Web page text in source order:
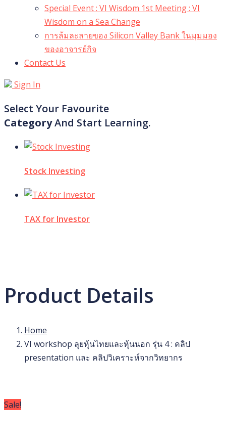
Special Event : VI Wisdom 1st Meeting : VI
Wisdom on a Sea Change
การล้มละลายของ Silicon Valley Bank ในมุมมอง
ของอาจารย์กิจ
Contact Us
Sign In
Select Your Favourite
CategoryAnd Start Learning.
Stock Investing
TAX for Investor
Product Details
Home
VI workshop ลุยหุ้นไทยและหุ้นนอก รุ่น 4 : คลิป
presentation และ คลิปวิเคราะห์จากวิทยากร
Sale!